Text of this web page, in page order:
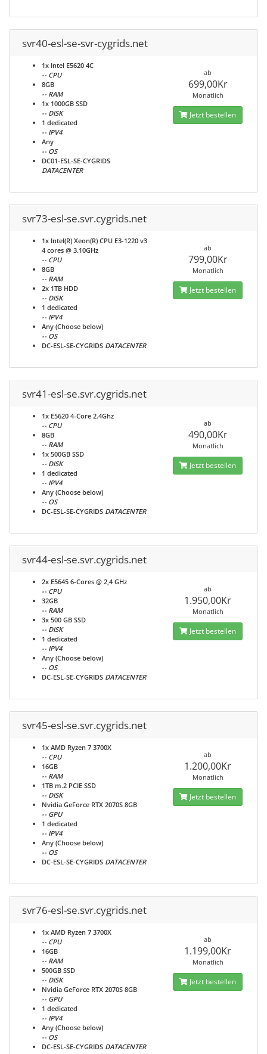
svr40-esl-se-svr-cygrids.net
1x Intel E5620 4C
-- CPU
8GB
-- RAM
1x 1000GB SSD
-- DISK
1 dedicated
-- IPV4
Any
-- OS
DC01-ESL-SE-CYGRIDS
DATACENTER
ab
699,00Kr
Monatlich
Jetzt bestellen
svr73-esl-se.svr.cygrids.net
1x Intel(R) Xeon(R) CPU E3-1220 v3
4 cores @ 3.10GHz
-- CPU
8GB
-- RAM
2x 1TB HDD
-- DISK
1 dedicated
-- IPV4
Any (Choose below)
-- OS
DC-ESL-SE-CYGRIDS DATACENTER
ab
799,00Kr
Monatlich
Jetzt bestellen
svr41-esl-se.svr.cygrids.net
1x E5620 4-Core 2.4Ghz
-- CPU
8GB
-- RAM
1x 500GB SSD
-- DISK
1 dedicated
-- IPV4
Any (Choose below)
-- OS
DC-ESL-SE-CYGRIDS DATACENTER
ab
490,00Kr
Monatlich
Jetzt bestellen
svr44-esl-se.svr.cygrids.net
2x E5645 6-Cores @ 2,4 GHz
-- CPU
32GB
-- RAM
3x 500 GB SSD
-- DISK
1 dedicated
-- IPV4
Any (Choose below)
-- OS
DC-ESL-SE-CYGRIDS DATACENTER
ab
1.950,00Kr
Monatlich
Jetzt bestellen
svr45-esl-se.svr.cygrids.net
1x AMD Ryzen 7 3700X
-- CPU
16GB
-- RAM
1TB m.2 PCIE SSD
-- DISK
Nvidia GeForce RTX 2070S 8GB
-- GPU
1 dedicated
-- IPV4
Any (Choose below)
-- OS
DC-ESL-SE-CYGRIDS DATACENTER
ab
1.200,00Kr
Monatlich
Jetzt bestellen
svr76-esl-se.svr.cygrids.net
1x AMD Ryzen 7 3700X
-- CPU
16GB
-- RAM
500GB SSD
-- DISK
Nvidia GeForce RTX 2070S 8GB
-- GPU
1 dedicated
-- IPV4
Any (Choose below)
-- OS
DC-ESL-SE-CYGRIDS DATACENTER
ab
1.199,00Kr
Monatlich
Jetzt bestellen